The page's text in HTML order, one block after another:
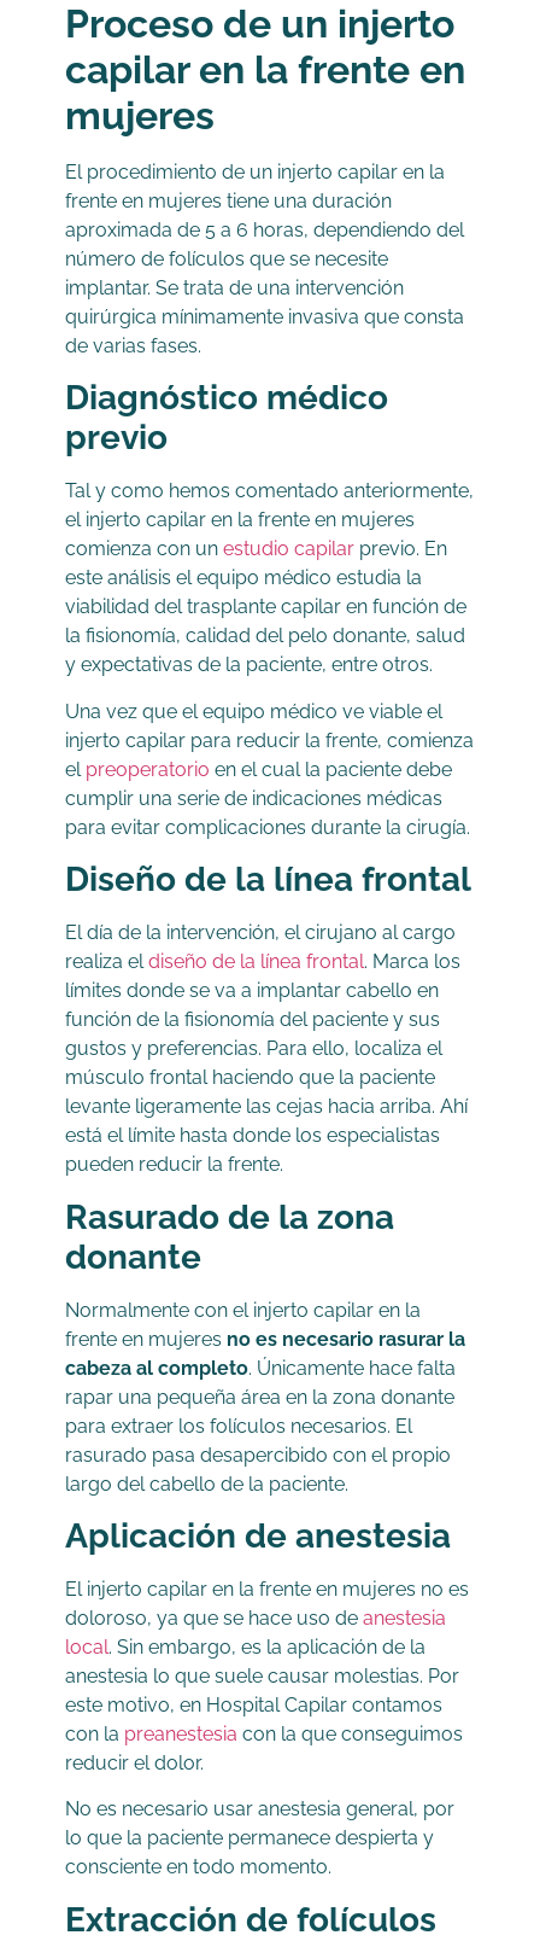
Proceso de un injerto
capilar en la frente en
mujeres
El procedimiento de un injerto capilar en la
frente en mujeres tiene una duración
aproximada de 5 a 6 horas, dependiendo del
número de folículos que se necesite
implantar. Se trata de una intervención
quirúrgica mínimamente invasiva que consta
de varias fases.
Diagnóstico médico
previo
Tal y como hemos comentado anteriormente,
el injerto capilar en la frente en mujeres
comienza con un estudio capilar previo. En
este análisis el equipo médico estudia la
viabilidad del trasplante capilar en función de
la fisionomía, calidad del pelo donante, salud
y expectativas de la paciente, entre otros.
Una vez que el equipo médico ve viable el
injerto capilar para reducir la frente, comienza
el preoperatorio en el cual la paciente debe
cumplir una serie de indicaciones médicas
para evitar complicaciones durante la cirugía.
Diseño de la línea frontal
El día de la intervención, el cirujano al cargo
realiza eldiseño de la línea frontal. Marca los
límites donde se va a implantar cabello en
función de la fisionomía del paciente y sus
gustos y preferencias. Para ello, localiza el
músculo frontal haciendo que la paciente
levante ligeramente las cejas hacia arriba. Ahí
está el límite hasta donde los especialistas
pueden reducir la frente.
Rasurado de la zona
donante
Normalmente con el injerto capilar en la
frente en mujeres no es necesario rasurar la
cabeza al completo. Únicamente hace falta
rapar una pequeña área en la zona donante
para extraer los folículos necesarios. El
rasurado pasa desapercibido con el propio
largo del cabello de la paciente.
Aplicación de anestesia
El injerto capilar en la frente en mujeres no es
doloroso, ya que se hace uso de anestesia
local. Sin embargo, es la aplicación de la
anestesia lo que suele causar molestias. Por
este motivo, en Hospital Capilar contamos
con la preanestesia con la que conseguimos
reducir el dolor.
No es necesario usar anestesia general, por
lo que la paciente permanece despierta y
consciente en todo momento.
Extracción de folículos